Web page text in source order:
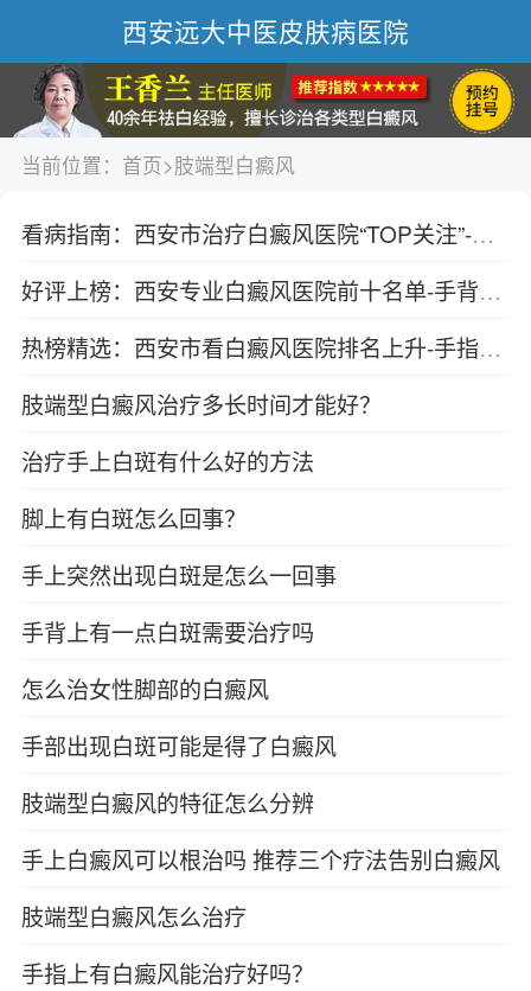
西安远大中医皮肤病医院
当前位置： 首页>肢端型白癜风
看病指南：西安市治疗白癜风医院“TOP关注”-白癜风在临床上有哪些类型？
好评上榜：西安专业白癜风医院前十名单-手背上突然长出白癜风白斑是什么原因？
热榜精选：西安市看白癜风医院排名上升-手指上长了白癜风怎么办？
肢端型白癜风治疗多长时间才能好？
治疗手上白斑有什么好的方法
脚上有白斑怎么回事？
手上突然出现白斑是怎么一回事
手背上有一点白斑需要治疗吗
怎么治女性脚部的白癜风
手部出现白斑可能是得了白癜风
肢端型白癜风的特征怎么分辨
手上白癜风可以根治吗 推荐三个疗法告别白癜风
肢端型白癜风怎么治疗
手指上有白癜风能治疗好吗？